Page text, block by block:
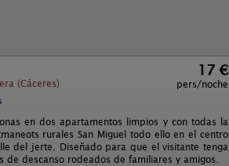
(Cáceres)
17 €
pers/noche
en dos apartamentos limpios y con todas la
rurales San Miguel todo ello en el centro
del jerte. Diseñado para que el visitante tenga
descanso rodeados de familiares y amigos.